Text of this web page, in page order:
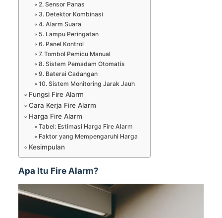
2. Sensor Panas
3. Detektor Kombinasi
4. Alarm Suara
5. Lampu Peringatan
6. Panel Kontrol
7. Tombol Pemicu Manual
8. Sistem Pemadam Otomatis
9. Baterai Cadangan
10. Sistem Monitoring Jarak Jauh
Fungsi Fire Alarm
Cara Kerja Fire Alarm
Harga Fire Alarm
Tabel: Estimasi Harga Fire Alarm
Faktor yang Mempengaruhi Harga
Kesimpulan
Apa Itu Fire Alarm?